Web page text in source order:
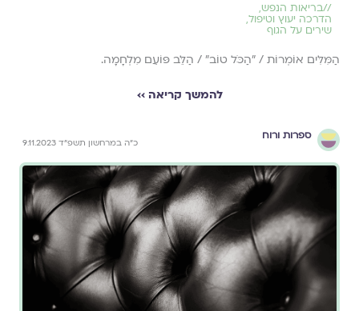
//בריאות הנפש,
הדרכה יעוץ וטיפול,
שירים על הגוף
הַמִּלִּים אוֹמְרוֹת / "הַכֹּׁל טוֹב" / הַלֵּב פּוֹעֵם מִלְחָמָה.
להמשך קריאה ››
ספרות ורוח
כ"ה במרחשון תשפ"ד 9.11.2023